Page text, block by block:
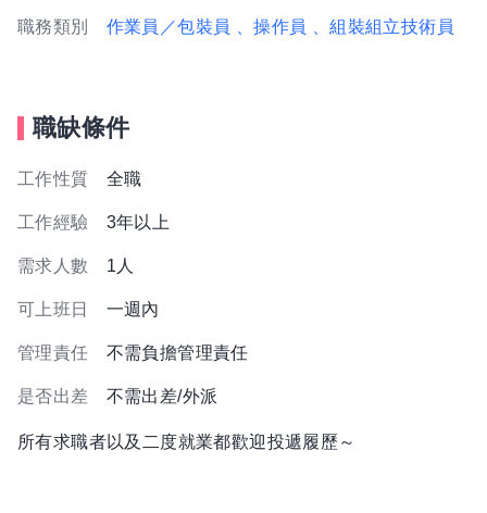
職務類別 作業員／包裝員 、操作員 、組裝組立技術員
職缺條件
工作性質 全職
工作經驗 3年以上
需求人數 1人
可上班日 一週內
管理責任 不需負擔管理責任
是否出差 不需出差/外派
所有求職者以及二度就業都歡迎投遞履歷～